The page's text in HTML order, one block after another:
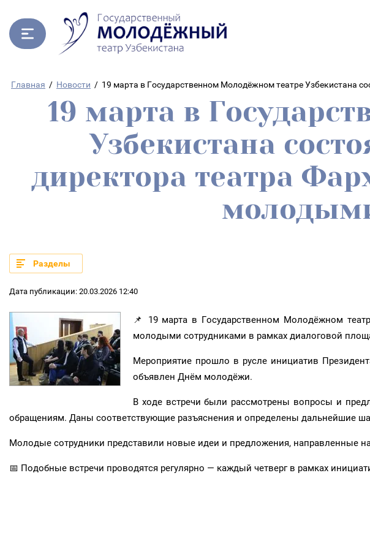
Главная / Новости / 19 марта в Государственном Молодёжном театре Узбекистана
19 марта в
Узбекистана
директора театра
Разделы
Дата публикации: 20.03.2026 12:40
📌 19 марта в Государственном Молодёжном
молодыми сотрудниками в рамках диалоговой
Мероприятие прошло в русле инициатив
объявлен Днём молодёжи.
В ходе встречи были рассмотрены вопросы и
обращениям. Даны соответствующие разъяснения и определены дальнейшие
Молодые сотрудники представили новые идеи и предложения, направленные
📅 Подобные встречи проводятся регулярно — каждый четверг в рамках